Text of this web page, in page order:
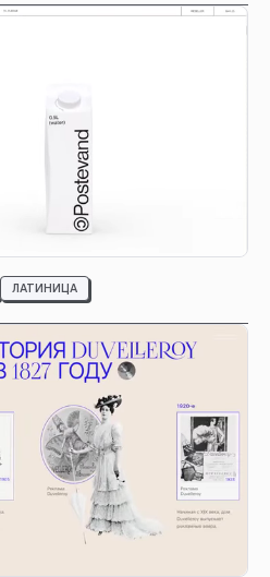
ЛАТИНИЦА